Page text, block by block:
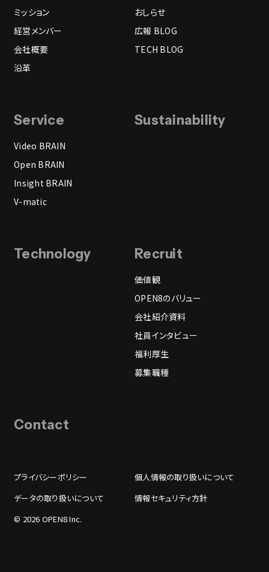
ミッション
経営メンバー
会社概要
沿革
おしらせ
広報 BLOG
TECH BLOG
Service
Video BRAIN
Open BRAIN
Insight BRAIN
V-matic
Technology Recruit
価値観
OPEN8のバリュー
会社紹介資料
社員インタビュー
福利厚生
募集職種
Sustainability
Contact
プライバシーポリシー
個人情報の取り扱いについて
データの取り扱いについて
情報セキュリティ方針
© 2026 OPEN8 Inc.